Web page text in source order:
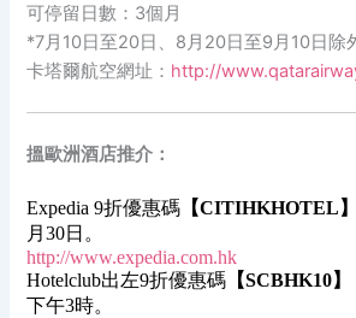
可停留日數：3個月
*7月10日至20日、8月20日至9月10日除
卡塔爾航空網址： http://
搵歐洲酒店推介：
Expedia 9折優惠碼 【CITIHKHOTEL】
月30日。
http://www.expedia.com.hk
Hotelclub出左9折優惠碼 【SCBHK10】
下午3時。